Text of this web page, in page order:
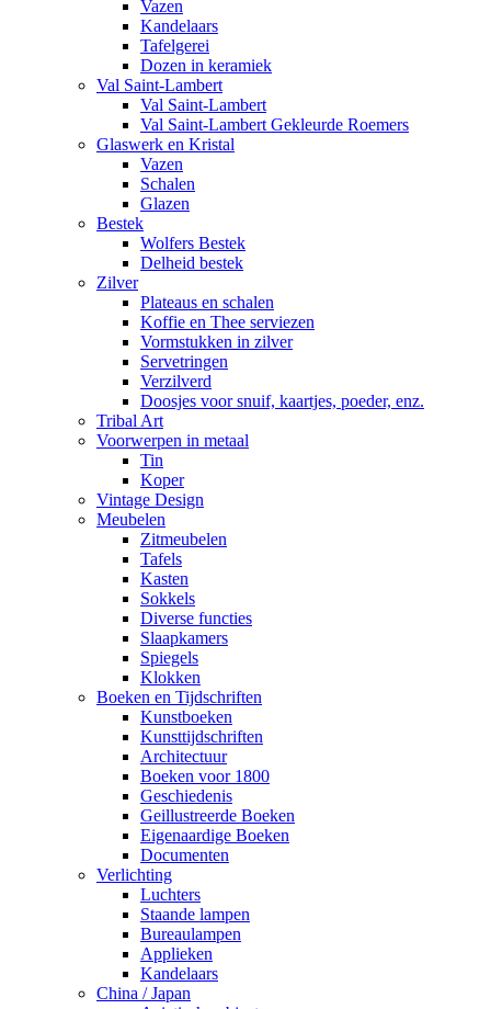
Vazen
Kandelaars
Tafelgerei
Dozen in keramiek
Val Saint-Lambert
Val Saint-Lambert
Val Saint-Lambert Gekleurde Roemers
Glaswerk en Kristal
Vazen
Schalen
Glazen
Bestek
Wolfers Bestek
Delheid bestek
Zilver
Plateaus en schalen
Koffie en Thee serviezen
Vormstukken in zilver
Servetringen
Verzilverd
Doosjes voor snuif, kaartjes, poeder, enz.
Tribal Art
Voorwerpen in metaal
Tin
Koper
Vintage Design
Meubelen
Zitmeubelen
Tafels
Kasten
Sokkels
Diverse functies
Slaapkamers
Spiegels
Klokken
Boeken en Tijdschriften
Kunstboeken
Kunsttijdschriften
Architectuur
Boeken voor 1800
Geschiedenis
Geillustreerde Boeken
Eigenaardige Boeken
Documenten
Verlichting
Luchters
Staande lampen
Bureaulampen
Applieken
Kandelaars
China / Japan